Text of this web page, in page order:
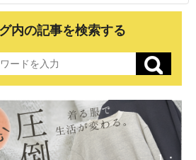
内の記事を検索する